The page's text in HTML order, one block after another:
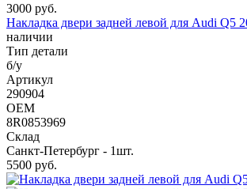
3000 руб.
Накладка двери задней левой для Audi Q5
наличии
Тип детали
б/у
Артикул
290904
OEM
8R0853969
Склад
Санкт-Петербург - 1шт.
5500 руб.